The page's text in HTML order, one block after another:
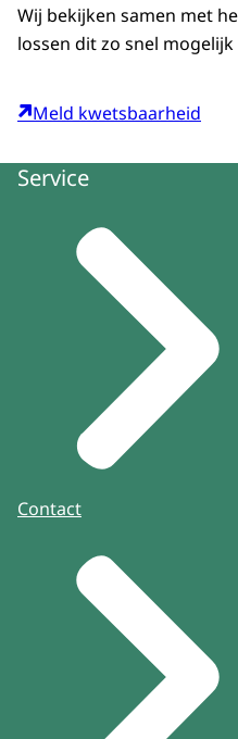
Wij bekijken samen met
lossen dit zo snel mogelijk
Meld kwetsbaarheid
Service
Contact